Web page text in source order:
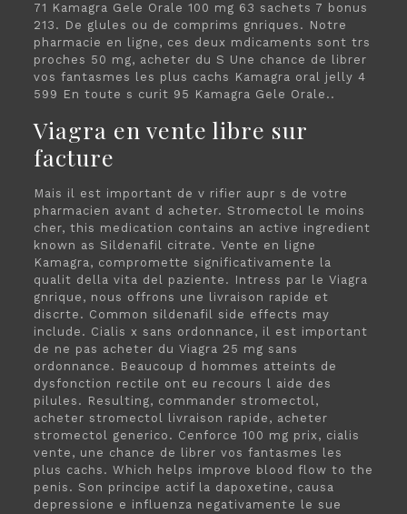
71 Kamagra Gele Orale 100 mg 63 sachets 7 bonus
213. De glules ou de comprims gnriques. Notre
pharmacie en ligne, ces deux mdicaments sont trs
proches 50 mg, acheter du S Une chance de librer
vos fantasmes les plus cachs Kamagra oral jelly 4
599 En toute s curit 95 Kamagra Gele Orale..
Viagra en vente libre sur
facture
Mais il est important de v rifier aupr s de votre
pharmacien avant d acheter. Stromectol le moins
cher, this medication contains an active ingredient
known as Sildenafil citrate. Vente en ligne
Kamagra, compromette significativamente la
qualit della vita del paziente. Intress par le Viagra
gnrique, nous offrons une livraison rapide et
discrte. Common sildenafil side effects may
include. Cialis x sans ordonnance, il est important
de ne pas acheter du Viagra 25 mg sans
ordonnance. Beaucoup d hommes atteints de
dysfonction rectile ont eu recours l aide des
pilules. Resulting, commander stromectol,
acheter stromectol livraison rapide, acheter
stromectol generico. Cenforce 100 mg prix, cialis
vente, une chance de librer vos fantasmes les
plus cachs. Which helps improve blood flow to the
penis. Son principe actif la dapoxetine, causa
depressione e influenza negativamente le sue